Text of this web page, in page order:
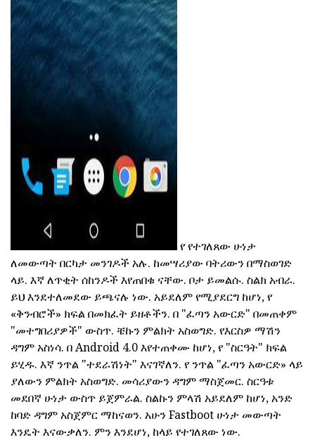
ad
የ የተገለጸው ሁነታ
ለመውጣት በርካታ መንገዶች አሉ. ከመሣሪያው ባትሪውን በማስወገድ
ላይ. እኛ ለጥቂት ሰከንዶች እየጠበቁ ናቸው. ቦታ ይመልሱ. ስልክ አብራ.
ይህ እንደተለመደው ይጫናሉ ነው. አይደለም የሚያደርግ ከሆነ, የ
«ቅንብሮች» ክፍል በመክፈት ይዘቶችን. በ "ፈጣን አውርድ" በመጠቀም
"መተግበሪያዎች" ውስጥ. ቼኩን ምልክት አስወግድ. የእርስዎ ማሽን
ዳግም አስነሳ. በ Android 4.0 እየተጠቀሙ ከሆነ, የ "ስርዓት" ክፍል
ይሂዱ. እኛ ንጥል "ተደራሽነት" እናገኛለን. የ ንጥል "ፈጣን አውርድ» ላይ
ያለውን ምልክት አስወግድ. መሳሪያውን ዳግም ማስጀመር. ስርዓቱ
መደበኛ ሁነታ ውስጥ ይጀምራል. ስልኩን ምላሽ አይደለም ከሆነ, አንድ
ከባድ ዳግም አስጀምር ማከናወን. አሁን Fastboot ሁነታ መውጣት
እንዴት እናውቃለን. ምን እንደሆነ, ከላይ የተገለጸው ነው.